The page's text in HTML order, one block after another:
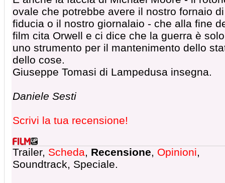
ovale che potrebbe avere il nostro fornaio di
fiducia o il nostro giornalaio - che alla fine
film cita Orwell e ci dice che la guerra è solo
uno strumento per il mantenimento dello
dello cose.
Giuseppe Tomasi di Lampedusa insegna.
Daniele Sesti
Scrivi la tua recensione!
Trailer, Scheda, Recensione, Opinioni,
Soundtrack, Speciale.